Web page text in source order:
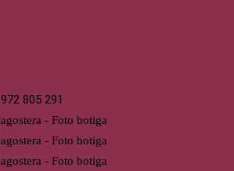
972 805 291